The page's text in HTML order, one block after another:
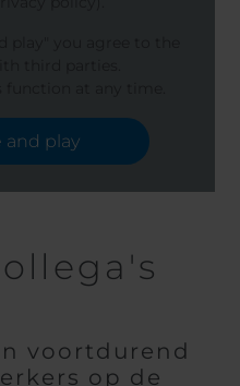
and play
voortdurend
op de